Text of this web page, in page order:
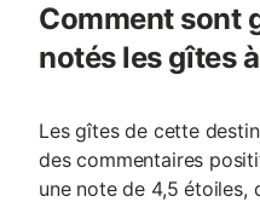
Comment sont
notés les gîtes
Les gîtes de cette
des commentaires
une note de 4,5 étoiles,